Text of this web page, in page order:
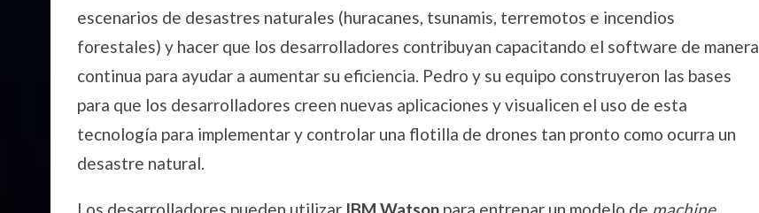
escenarios de desastres naturales (huracanes, tsunamis, terremotos e incendios
forestales) y hacer que los desarrolladores contribuyan capacitando el software de manera
continua para ayudar a aumentar su eficiencia. Pedro y su equipo construyeron las bases
para que los desarrolladores creen nuevas aplicaciones y visualicen el uso de esta
tecnología para implementar y controlar una flotilla de drones tan pronto como ocurra un
desastre natural.